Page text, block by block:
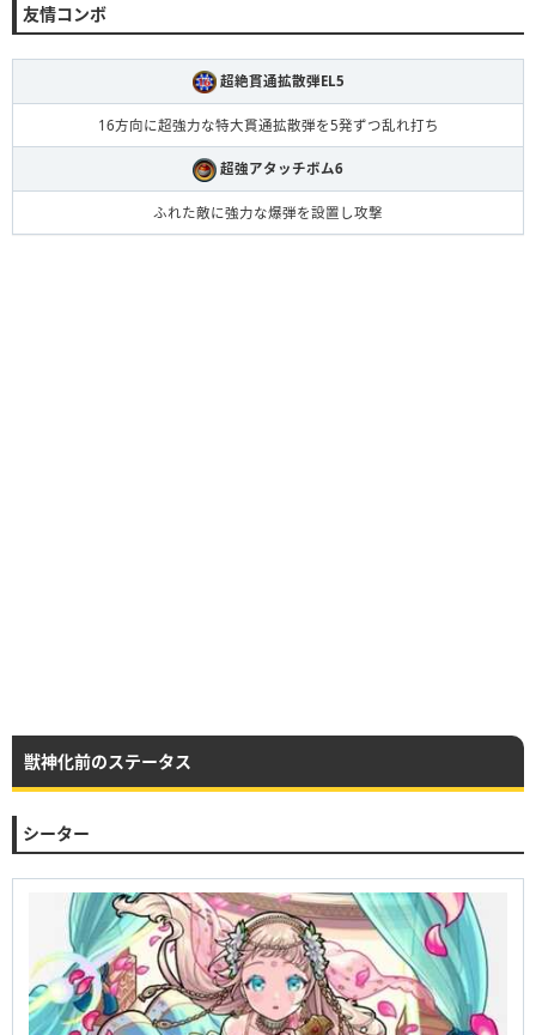
友情コンボ
超絶貫通拡散弾EL5
16方向に超強力な特大貫通拡散弾を5発ずつ乱れ打ち
超強アタッチボム6
ふれた敵に強力な爆弾を設置し攻撃
獣神化前のステータス
シーター